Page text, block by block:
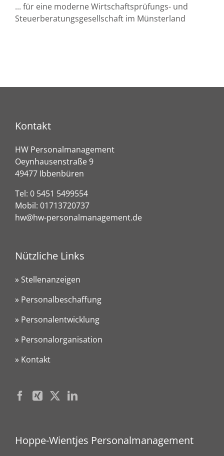
... für eine moderne Wirtschaftsprüfungs- und
Steuerberatungsgesellschaft im Münsterland
Kontakt
HW Personalmanagement
Oeynhausenstraße 9
49477 Ibbenbüren
Tel: 0 5451 5499554
Mobil: 01713720737
hw@hw-personalmanagement.de
Nützliche Links
» Stellenanzeigen
» Personalbeschaffung
» Personalentwicklung
» Personalorganisation
» Kontakt
Hoppe-Wientjes Personalmanagement